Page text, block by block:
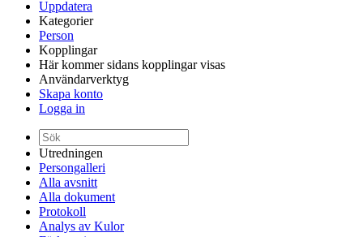
Uppdatera
Kategorier
Person
Kopplingar
Här kommer sidans kopplingar visas
Användarverktyg
Skapa konto
Logga in
Utredningen
Persongalleri
Alla avsnitt
Alla dokument
Protokoll
Analys av Kulor